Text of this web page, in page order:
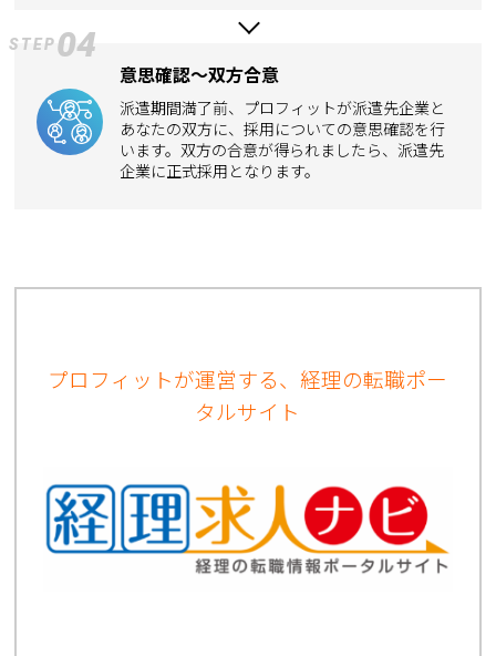
STEP04
意思確認～双方合意
派遣期間満了前、プロフィットが派遣先企業と
あなたの双方に、採用についての意思確認を行
います。双方の合意が得られましたら、派遣先
企業に正式採用となります。
プロフィットが運営する、経理の転職ポー
タルサイト